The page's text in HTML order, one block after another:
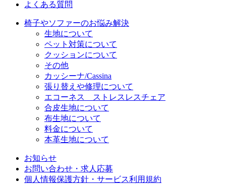
よくある質問
椅子やソファーのお悩み解決
生地について
ペット対策について
クッションについて
その他
カッシーナ/Cassina
張り替えや修理について
エコーネス ストレスレスチェア
合皮生地について
布生地について
料金について
本革生地について
お知らせ
お問い合わせ・求人応募
個人情報保護方針・サービス利用規約